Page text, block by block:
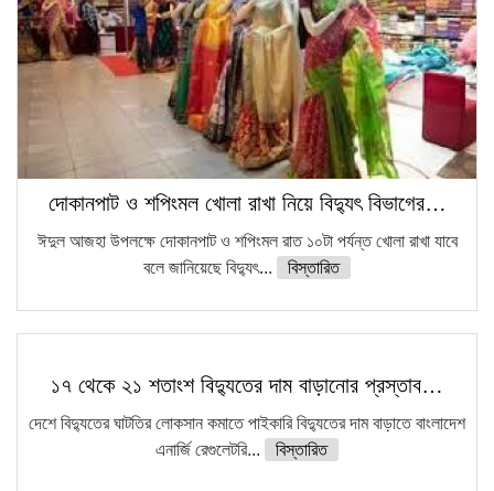
দোকানপাট ও শপিংমল খোলা রাখা নিয়ে বিদ্যুৎ বিভাগের…
ঈদুল আজহা উপলক্ষে দোকানপাট ও শপিংমল রাত ১০টা পর্যন্ত খোলা রাখা যাবে
বলে জানিয়েছে বিদ্যুৎ...
বিস্তারিত
১৭ থেকে ২১ শতাংশ বিদ্যুতের দাম বাড়ানোর প্রস্তাব…
দেশে বিদ্যুতের ঘাটতির লোকসান কমাতে পাইকারি বিদ্যুতের দাম বাড়াতে বাংলাদেশ
এনার্জি রেগুলেটরি...
বিস্তারিত